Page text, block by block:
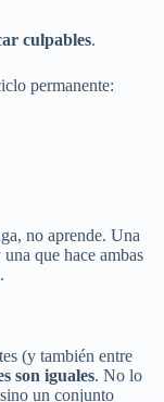
culpables.
permanente:
no aprende. Una
que hace ambas
(y también entre
son iguales. No lo
un conjunto